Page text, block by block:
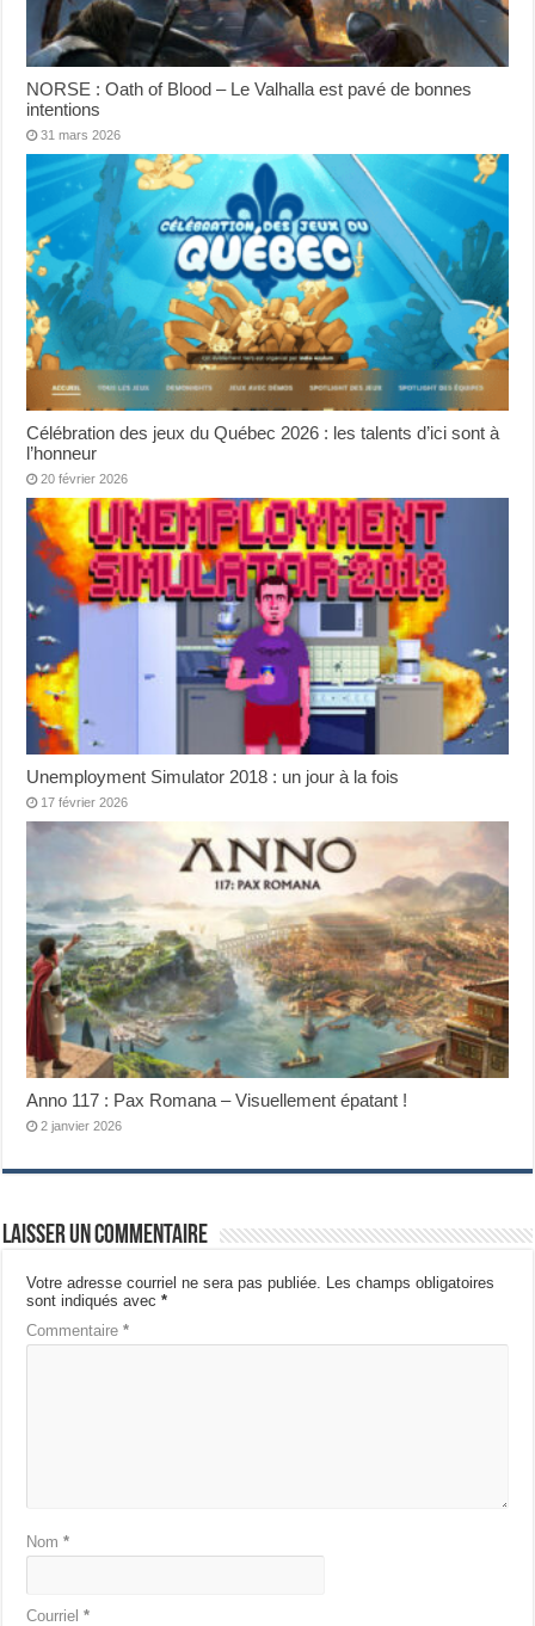
NORSE : Oath of Blood – Le Valhalla est pavé de bonnes
intentions
31 mars 2026
Célébration des jeux du Québec 2026 : les talents d’ici sont à
l’honneur
20 février 2026
Unemployment Simulator 2018 : un jour à la fois
17 février 2026
Anno 117 : Pax Romana – Visuellement épatant !
2 janvier 2026
Laisser un commentaire
Votre adresse courriel ne sera pas publiée. Les champs obligatoires
sont indiqués avec*
Commentaire*
Nom*
Courriel*